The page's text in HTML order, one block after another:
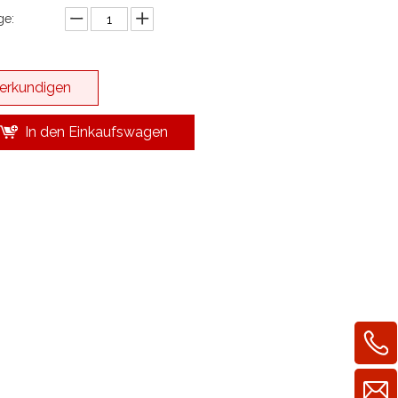
erkundigen
In den Einkaufswagen